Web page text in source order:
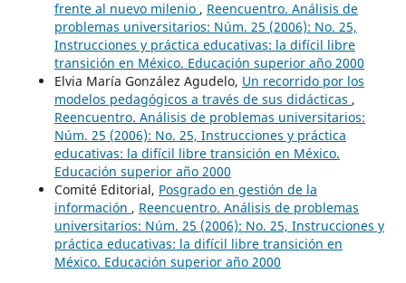
frente al nuevo milenio , Reencuentro. Análisis de
problemas universitarios: Núm. 25 (2006): No. 25,
Instrucciones y práctica educativas: la difícil libre
transición en México. Educación superior año 2000
Elvia María González Agudelo, Un recorrido por los
modelos pedagógicos a través de sus didácticas ,
Reencuentro. Análisis de problemas universitarios:
Núm. 25 (2006): No. 25, Instrucciones y práctica
educativas: la difícil libre transición en México.
Educación superior año 2000
Comité Editorial, Posgrado en gestión de la
información , Reencuentro. Análisis de problemas
universitarios: Núm. 25 (2006): No. 25, Instrucciones y
práctica educativas: la difícil libre transición en
México. Educación superior año 2000